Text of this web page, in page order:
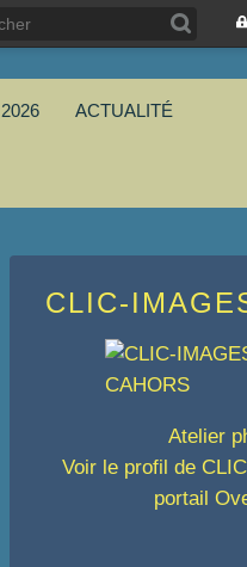
ACTUALITÉ
CLIC-
Atelier
Voir le profil de
portail